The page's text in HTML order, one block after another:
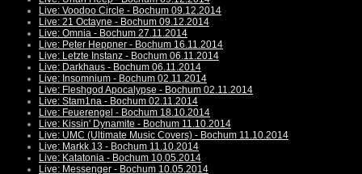
Live: Voodoo Circle - Bochum 09.12.2014
Live: 21 Octayne - Bochum 09.12.2014
Live: Omnia - Bochum 27.11.2014
Live: Peter Heppner - Bochum 16.11.2014
Live: Letzte Instanz - Bochum 06.11.2014
Live: Darkhaus - Bochum 06.11.2014
Live: Insomnium - Bochum 02.11.2014
Live: Fleshgod Apocalypse - Bochum 02.11.2014
Live: Stam1na - Bochum 02.11.2014
Live: Feuerengel - Bochum 18.10.2014
Live: Kissin' Dynamite - Bochum 11.10.2014
Live: UMC (Ultimate Music Covers) - Bochum 11.10.2014
Live: Markk 13 - Bochum 11.10.2014
Live: Katatonia - Bochum 10.05.2014
Live: Messenger - Bochum 10.05.2014